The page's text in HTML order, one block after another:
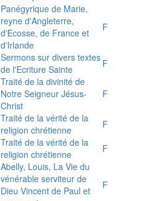
Panégyrique de Marie,
reyne d'Angleterre,
d'Ecosse, de France et
d'Irlande
F
Sermons sur divers textes
de l'Ecriture Sainte
F
Traité de la divinité de
Notre Seigneur Jésus-
Christ
F
Traité de la vérité de la
religion chrétienne
F
Traité de la vérité de la
religion chrétienne
F
Abelly, Louis, La Vie du
vénérable serviteur de
Dieu Vincent de Paul et
F